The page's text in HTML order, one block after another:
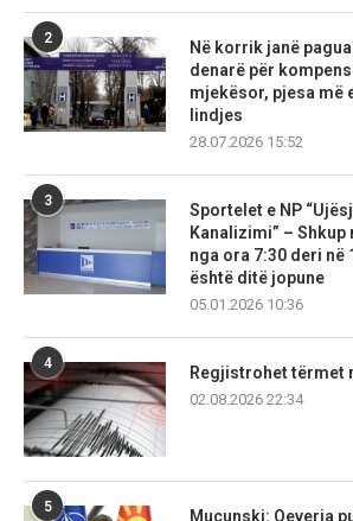
2
Në korrik janë
denarë për
mjekësor, pjesa më
lindjes
28.07.2026 15:52
3
Sportelet e NP
Kanalizimi” –
nga ora 7:30 deri në
është ditë jopune
05.01.2026 10:36
4
Regjistrohet tërmet
02.08.2026 22:34
5
Mucunski: Qeveria